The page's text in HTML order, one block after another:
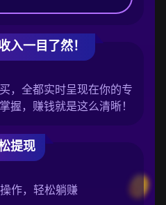
入一目了然！
，全都实时呈现在你的专
握，赚钱就是这么清晰！
提现
作，轻松躺赚